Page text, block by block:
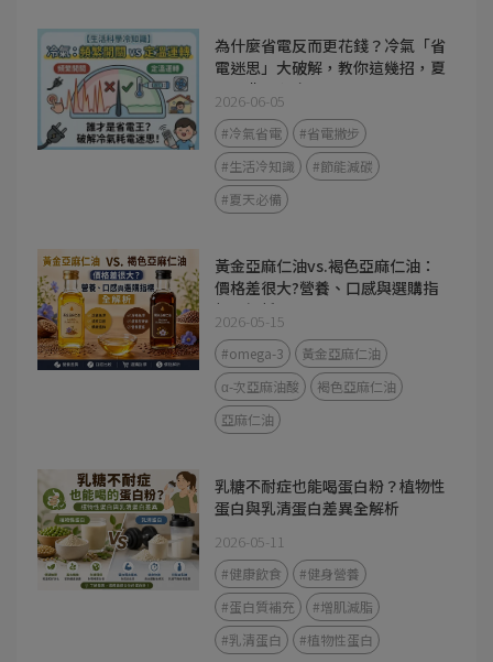
為什麼省電反而更花錢？冷氣「省
電迷思」大破解，教你這幾招，夏
天電費不心疼
2026-06-05
#冷氣省電
#省電撇步
#生活冷知識
#節能減碳
#夏天必備
黃金亞麻仁油vs.褐色亞麻仁油：
價格差很大?營養、口感與選購指
標全解析
2026-05-15
#omega-3
黃金亞麻仁油
α-次亞麻油酸
褐色亞麻仁油
亞麻仁油
乳糖不耐症也能喝蛋白粉？植物性
蛋白與乳清蛋白差異全解析
2026-05-11
#健康飲食
#健身營養
#蛋白質補充
#增肌減脂
#乳清蛋白
#植物性蛋白